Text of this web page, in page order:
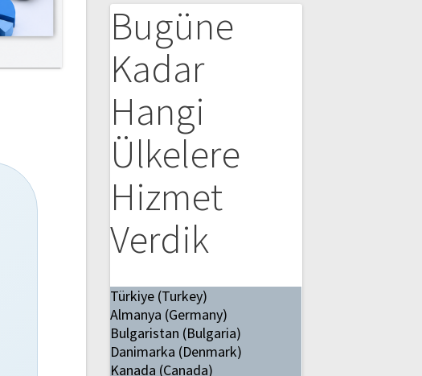
Bugüne
Kadar
Hangi
Ülkelere
Hizmet
Verdik
Türkiye (Turkey)
Almanya (Germany)
Bulgaristan (Bulgaria)
Danimarka (Denmark)
Kanada (Canada)